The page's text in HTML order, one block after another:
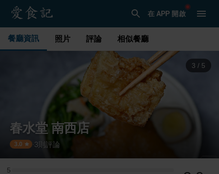
在 APP 開啟
餐廳資訊 照片 評論 相似餐廳
3 / 5
春水堂 南西店
3.0 3則評論
5